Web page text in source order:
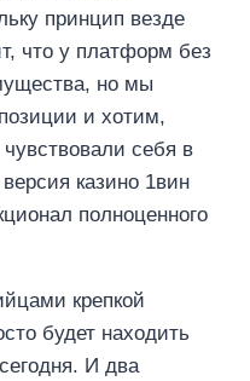
принцип везде
что у платформ без
но мы
и хотим,
себя в
казино 1вин
полноценного
крепкой
будет находить
И два